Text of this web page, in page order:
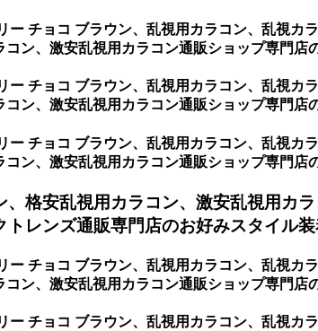
ー チョコ ブラウン、乱視用カラコン、乱視
コン、激安乱視用カラコン通販ショップ専門店
ー チョコ ブラウン、乱視用カラコン、乱視
ン、激安乱視用カラコン通販ショップ専門店
ー チョコ ブラウン、乱視用カラコン、乱視
ン、激安乱視用カラコン通販ショップ専門店
格安乱視用カラコン、激安乱視用カ
レンズ通販専門店のお好みスタイル装
ー チョコ ブラウン、乱視用カラコン、乱視
ン、激安乱視用カラコン通販ショップ専門店
ー チョコ ブラウン、乱視用カラコン、乱視